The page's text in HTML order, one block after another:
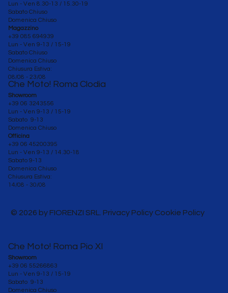
Che Moto! Roma Clodia
Showroom
+39 06 3243556
Lun - Ven 9-13 / 15-19
Sabato 9-13
Domenica Chiuso
Officina
+39 06 45200395
Lun - Ven 9-13 / 14.30-18
Sabato 9-13
Domenica Chiuso
Chiusura Estiva:
14/08 - 30/08
Che Moto! Roma Pio XI
Showroom
+39 06 55266863
Lun - Ven 9-13 / 15-19
Sabato 9-13
Domenica Chiuso
Lun - Ven 8.30-13 / 15.30-19
Sabato Chiuso
Domenica Chiuso
Magazzino
+39 085 694939
Lun - Ven 9-13 / 15-19
Sabato Chiuso
Domenica Chiuso
Chiusura Estiva:
08/08 - 23/08
© 2026 by FIORENZI SRL. Privacy Policy Cookie Policy